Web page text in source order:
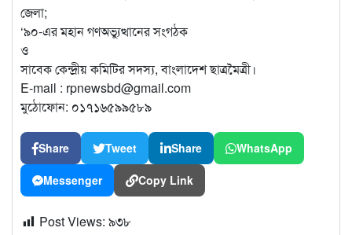
জেলা;
‘৯০-এর মহান গণঅভ্যুত্থানের সংগঠক
ও
সাবেক কেন্দ্রীয় কমিটির সদস্য, বাংলাদেশ ছাত্রমৈত্রী।
E-mail : rpnewsbd@gmail.com
মুঠোফোন: ০১৭১৬৫৯৯৫৮৯
Share Tweet Share WhatsApp
Messenger Copy Link
Post Views: ৯৩৮